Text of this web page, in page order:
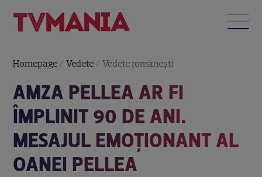
Homepage /Vedete /Vedete româneşti
AMZA PELLEA AR FI
ÎMPLINIT 90 DE ANI.
MESAJUL EMOȚIONANT AL
OANEI PELLEA